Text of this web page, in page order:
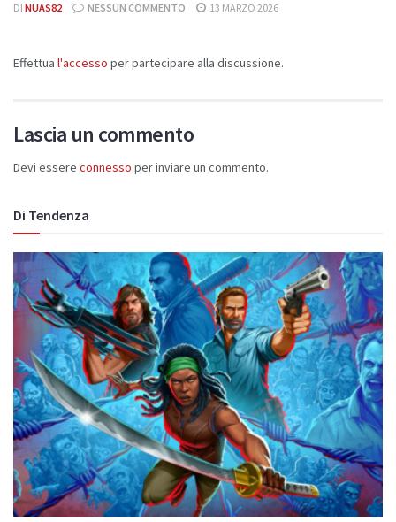
DI NUAS82 NESSUN COMMENTO 13 MARZO 2026
Effettua l'accesso per partecipare alla discussione.
Lascia un commento
Devi essere connesso per inviare un commento.
Di Tendenza